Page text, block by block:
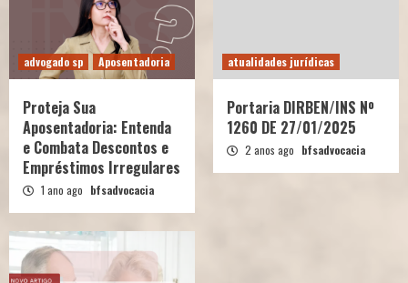
advogado sp Aposentadoria
Proteja Sua
Aposentadoria: Entenda
e Combata Descontos e
Empréstimos Irregulares
1 ano ago bfsadvocacia
atualidades jurídicas
Portaria DIRBEN/INS Nº
1260 DE 27/01/2025
2 anos ago bfsadvocacia